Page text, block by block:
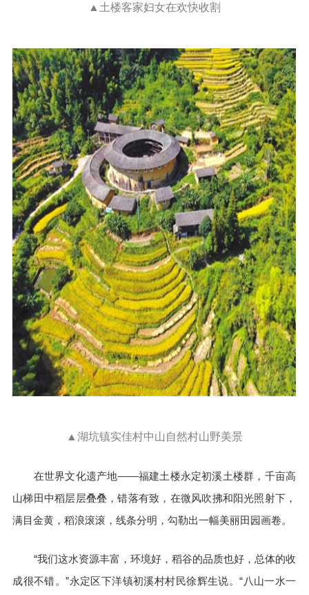
▲土楼客家妇女在欢快收割
▲湖坑镇实佳村中山自然村山野美景
在世界文化遗产地——福建土楼永定初溪土楼群，千亩高
山梯田中稻层层叠叠，错落有致，在微风吹拂和阳光照射下，
满目金黄，稻浪滚滚，线条分明，勾勒出一幅美丽田园画卷。
“我们这水资源丰富，环境好，稻谷的品质也好，总体的收
成很不错。”永定区下洋镇初溪村村民徐辉生说。“八山一水一